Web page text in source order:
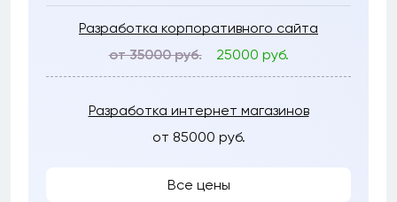
Разработка корпоративного сайта
от 35000 руб.
25000 руб.
Разработка интернет магазинов
от 85000 руб.
Все цены